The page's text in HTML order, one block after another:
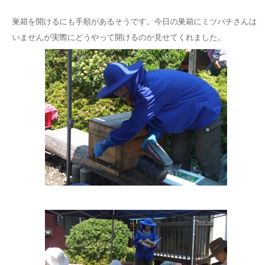
巣箱を開けるにも手順があるそうです。今日の巣箱にミツバチさんは
いませんが実際にどうやって開けるのか見せてくれました。